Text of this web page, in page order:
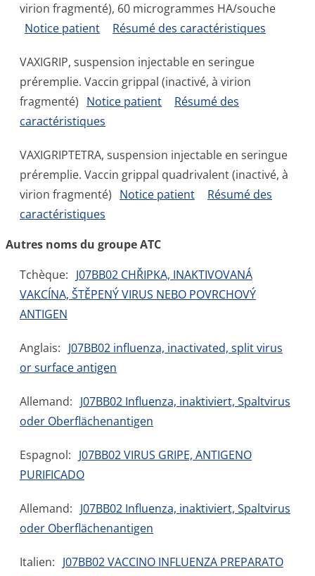
virion fragmenté), 60 microgrammes HA/souche
Notice patient
Résumé des caractéristiques
VAXIGRIP, suspension injectable en seringue
préremplie. Vaccin grippal (inactivé, à virion
fragmenté) Notice patient
Résumé des
caractéristiques
VAXIGRIPTETRA, suspension injectable en seringue
préremplie. Vaccin grippal quadrivalent (inactivé, à
virion fragmenté) Notice patient
Résumé des
caractéristiques
Autres noms du groupe ATC
Tchèque: J07BB02 CHŘIPKA, INAKTIVOVANÁ
VAKCÍNA, ŠTĚPENÝ VIRUS NEBO POVRCHOVÝ
ANTIGEN
Anglais: J07BB02 influenza, inactivated, split virus
or surface antigen
Allemand: J07BB02 Influenza, inaktiviert, Spaltvirus
oder Oberflächenantigen
Espagnol: J07BB02 VIRUS GRIPE, ANTIGENO
PURIFICADO
Allemand: J07BB02 Influenza, inaktiviert, Spaltvirus
oder Oberflächenantigen
Italien: J07BB02 VACCINO INFLUENZA PREPARATO